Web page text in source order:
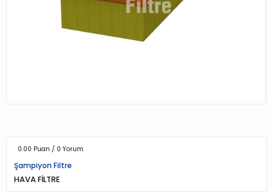
0.00 Puan / 0 Yorum
Şampiyon Filtre
HAVA FİLTRE